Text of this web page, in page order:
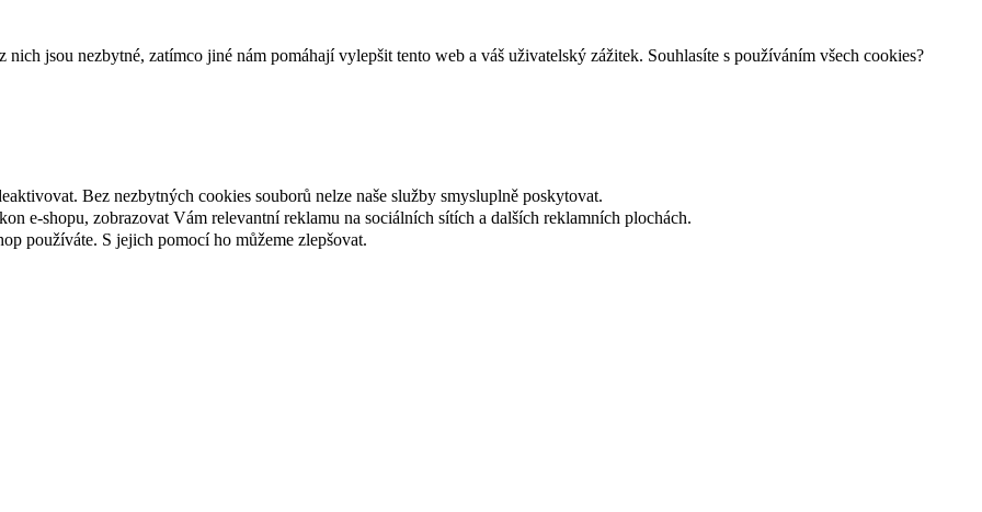
jsou nezbytné, zatímco jiné nám pomáhají vylepšit tento web a váš uživatelský zážitek. Souhlasíte s používáním všech cookies?
Bez nezbytných cookies souborů nelze naše služby smysluplně poskytovat.
e-shopu, zobrazovat Vám relevantní reklamu na sociálních sítích a dalších reklamních plochách.
používáte. S jejich pomocí ho můžeme zlepšovat.